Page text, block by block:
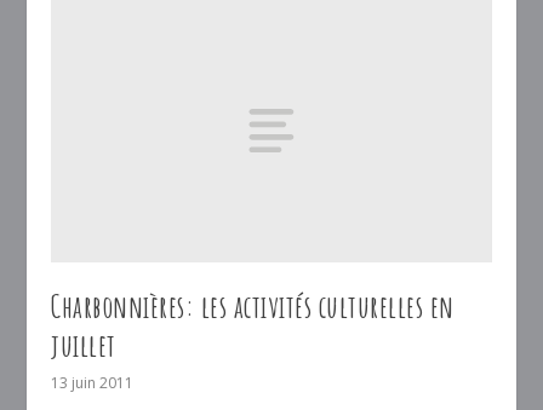
Charbonnières: les activités culturelles en
juillet
13 juin 2011